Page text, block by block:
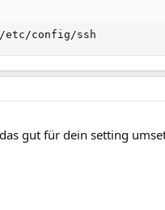
etc/config/ssh
gut für dein setting